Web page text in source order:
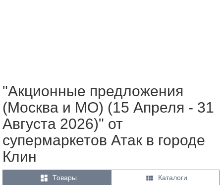
"Акционные предложения
(Москва и МО) (15 Апреля - 31
Августа 2026)" от
супермаркетов Атак в городе
Клин
 Товары  Каталоги